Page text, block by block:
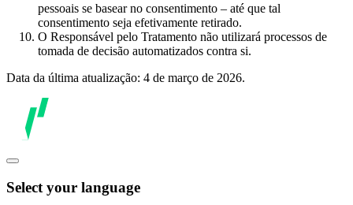
pessoais se basear no consentimento – até que tal
consentimento seja efetivamente retirado.
O Responsável pelo Tratamento não utilizará processos de
tomada de decisão automatizados contra si.
Data da última atualização: 4 de março de 2026.
Select your language